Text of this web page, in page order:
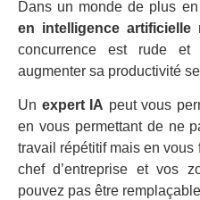
Dans un monde de plus
en intelligence artificielle
concurrence est rude et
augmenter sa productivité
Un expert IA peut vous
en vous permettant de ne
travail répétitif mais en
chef d’entreprise et vos
pouvez pas être